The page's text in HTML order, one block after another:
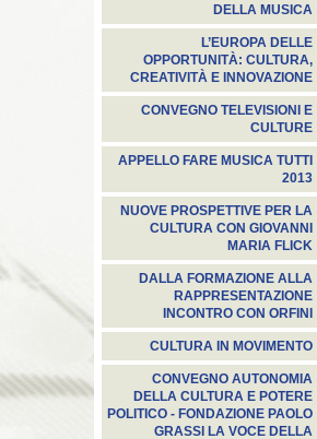
DELLA MUSICA
L’EUROPA DELLE
OPPORTUNITÀ: CULTURA,
CREATIVITÀ E INNOVAZIONE
CONVEGNO TELEVISIONI E
CULTURE
APPELLO FARE MUSICA TUTTI
2013
NUOVE PROSPETTIVE PER LA
CULTURA CON GIOVANNI
MARIA FLICK
DALLA FORMAZIONE ALLA
RAPPRESENTAZIONE
INCONTRO CON ORFINI
CULTURA IN MOVIMENTO
CONVEGNO AUTONOMIA
DELLA CULTURA E POTERE
POLITICO - FONDAZIONE PAOLO
GRASSI LA VOCE DELLA